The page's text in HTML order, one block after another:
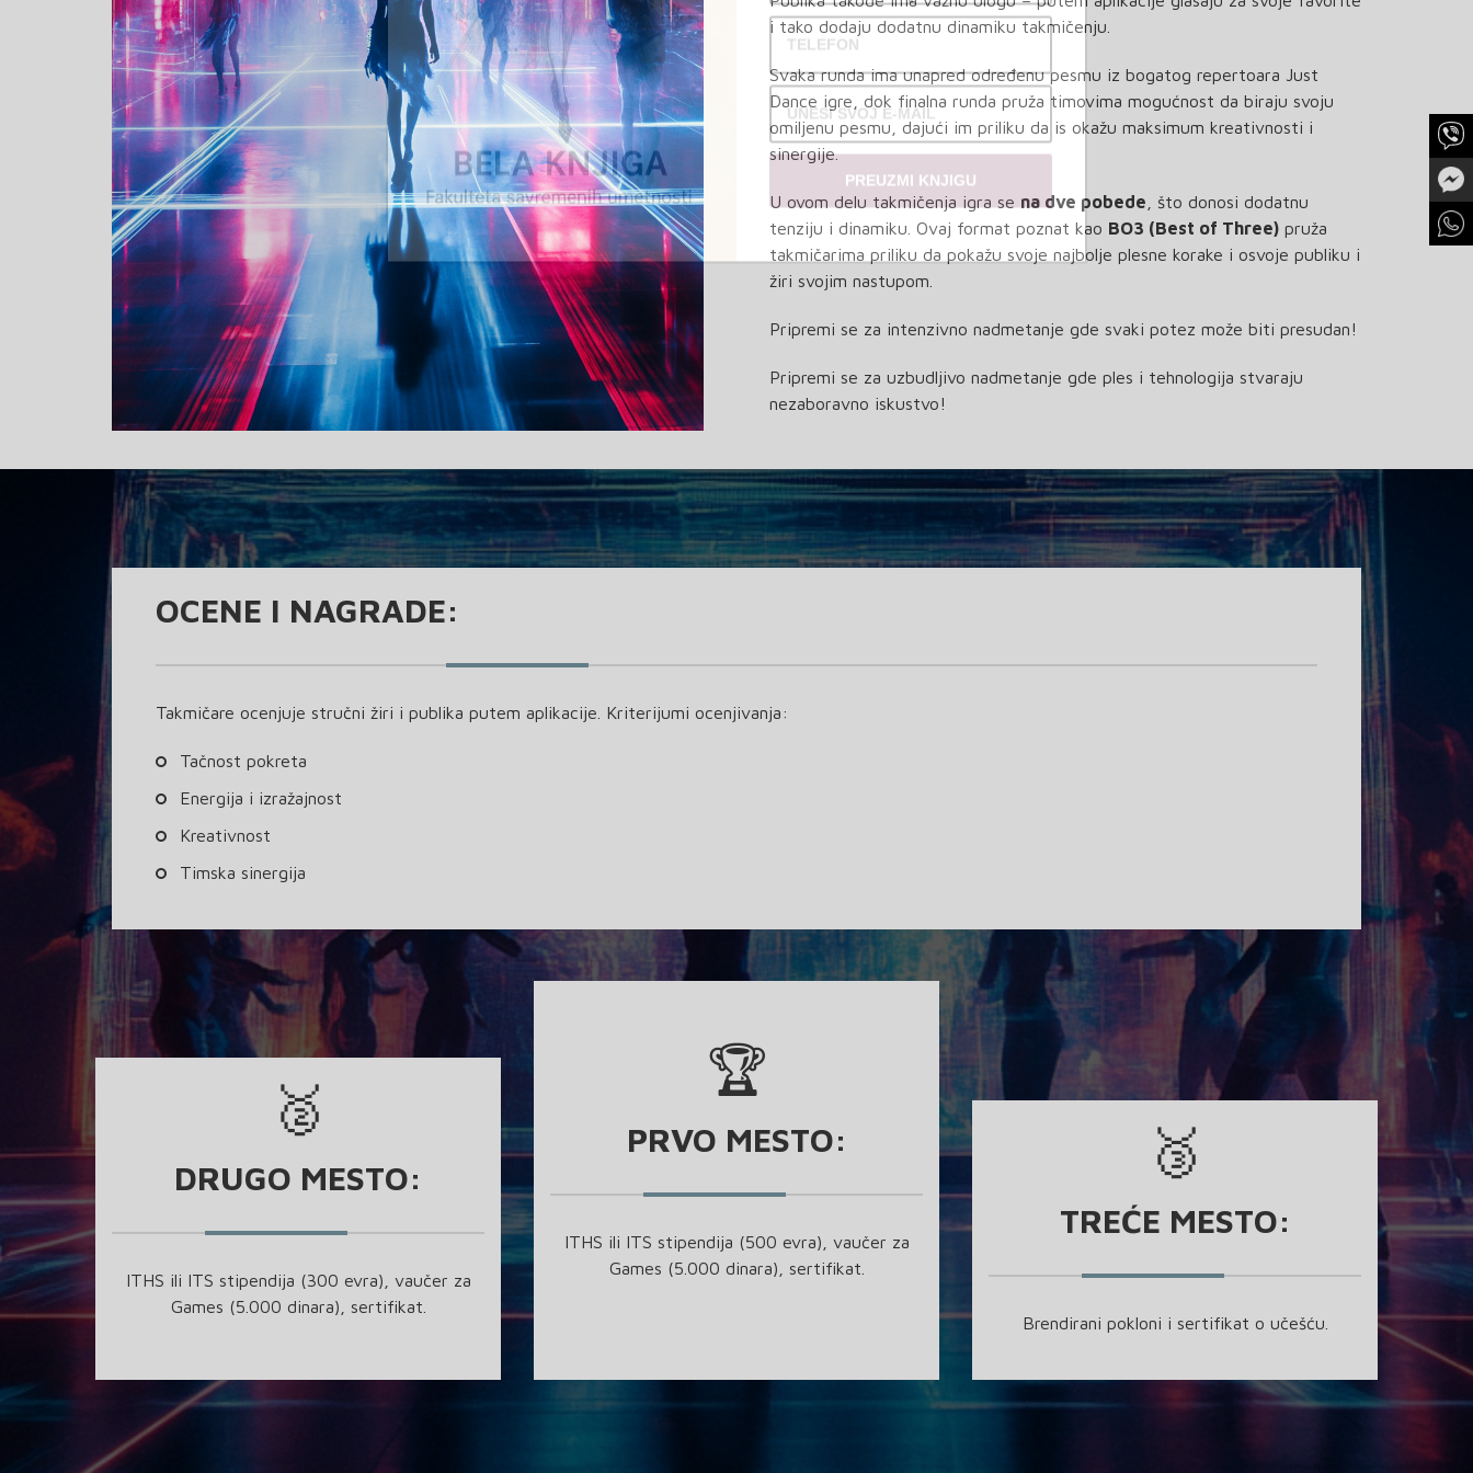
i tako dodaju dodatnu dinamiku takmičenju.
Svaka runda ima unapred određenu pesmu iz bogatog repertoara Just
Dance igre, dok finalna runda pruža timovima mogućnost da biraju svoju
omiljenu pesmu, dajući im priliku da is okažu maksimum kreativnosti i
sinergije.
U ovom delu takmičenja igra se na dve pobede , što donosi dodatnu
tenziju i dinamiku. Ovaj format poznat kao BO3 (Best of Three) pruža
takmičarima priliku da pokažu svoje najbolje plesne korake i osvoje publiku i
žiri svojim nastupom.
Pripremi se za intenzivno nadmetanje gde svaki potez može biti presudan!
Pripremi se za uzbudljivo nadmetanje gde ples i tehnologija stvaraju
nezaboravno iskustvo!
OCENE I NAGRADE:
Takmičare ocenjuje stručni žiri i publika putem aplikacije. Kriterijumi ocenjivanja:
Tačnost pokreta
Energija i izražajnost
Kreativnost
Timska sinergija
🥈
DRUGO MESTO:
ITHS ili ITS stipendija (300 evra), vaučer za
Games (5.000 dinara), sertifikat.
🏆
PRVO MESTO:
ITHS ili ITS stipendija (500 evra), vaučer za
Games (5.000 dinara), sertifikat.
🥉
TREĆE MESTO:
Brendirani pokloni i sertifikat o učešću.
PREUZMI KNJIGU